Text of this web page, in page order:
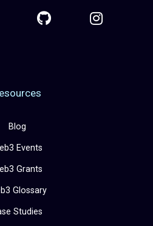
Blog
Events
Grants
Glossary
Studies